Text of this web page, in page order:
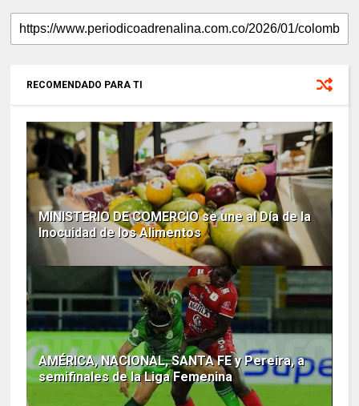
RECOMENDADO PARA TI
MINISTERIO DE COMERCIO se une al Día de la
Inocuidad de los Alimentos
AMÉRICA, NACIONAL, SANTA FE y Pereira, a
semifinales de la Liga Femenina